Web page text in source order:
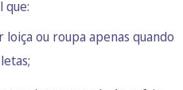
que:
loiça ou roupa apenas quando